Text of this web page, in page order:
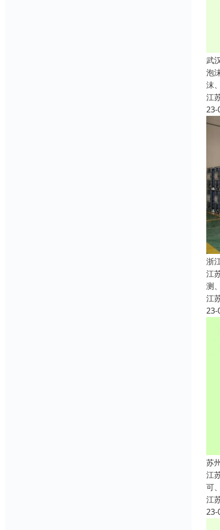
武
泡
沫
江
23-
浙
江
测
江
23-
苏
江
可
江
23-